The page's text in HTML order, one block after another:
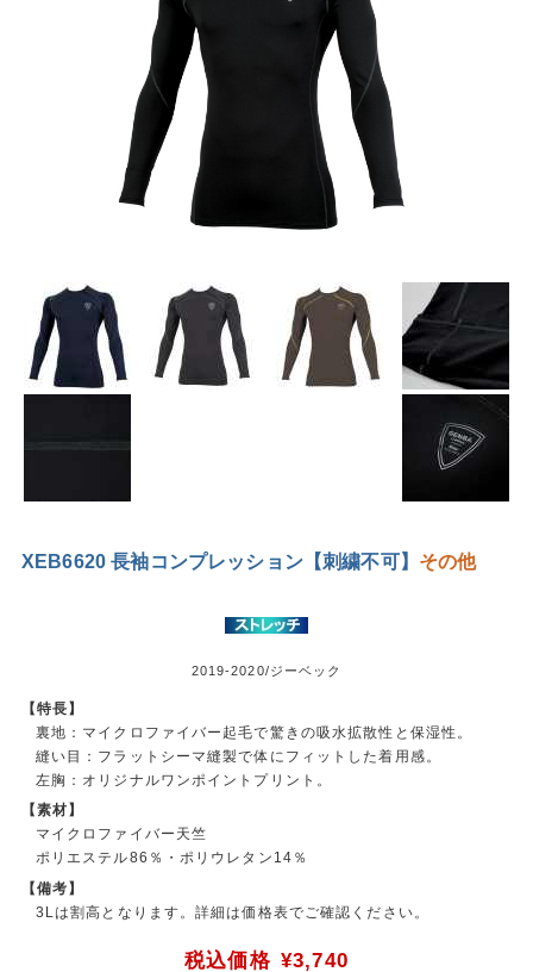
XEB6620 長袖コンプレッション【刺繍不可】 その他
2019-2020/ジーベック
【特長】
裏地：マイクロファイバー起毛で驚きの吸水拡散性と保湿性。
縫い目：フラットシーマ縫製で体にフィットした着用感。
左胸：オリジナルワンポイントプリント。
【素材】
マイクロファイバー天竺
ポリエステル86％・ポリウレタン14％
【備考】
3Lは割高となります。詳細は価格表でご確認ください。
税込価格 ¥3,740